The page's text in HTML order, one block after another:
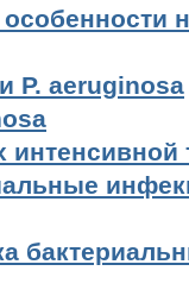
P. aeruginosa
интенсивной